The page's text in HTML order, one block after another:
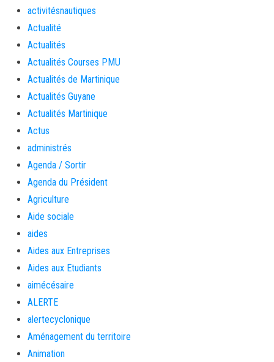
activitésnautiques
Actualité
Actualités
Actualités Courses PMU
Actualités de Martinique
Actualités Guyane
Actualités Martinique
Actus
administrés
Agenda / Sortir
Agenda du Président
Agriculture
Aide sociale
aides
Aides aux Entreprises
Aides aux Etudiants
aimécésaire
ALERTE
alertecyclonique
Aménagement du territoire
Animation